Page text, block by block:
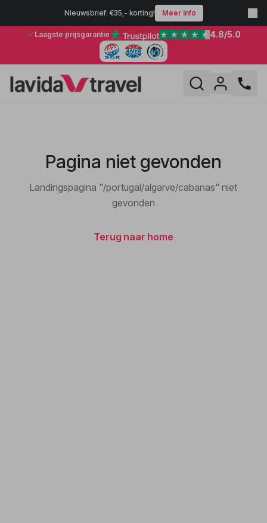
Nieuwsbrief: €35,- korting! Meer info
Laagste prijsgarantie 4.8/5.0
Pagina niet gevonden
Landingspagina "/portugal/algarve/cabanas" niet
gevonden
Terug naar home